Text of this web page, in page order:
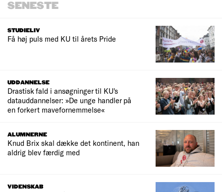
SENESTE
STUDIELIV
Få høj puls med KU til årets Pride
UDDANNELSE
Drastisk fald i ansøgninger til KU's
datauddannelser: »De unge handler på
en forkert mavefornemmelse«
ALUMNERNE
Knud Brix skal dække det kontinent, han
aldrig blev færdig med
VIDENSKAB